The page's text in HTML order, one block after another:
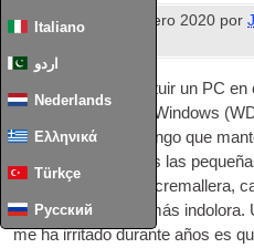
Italiano
اردو
Nederlands
Ελληνικά
Türkçe
Русский
Publicado Febrero 2020 por
Al actualizar o sustituir un PC
implementación de Windows
significa que sólo tengo que
actualizada de todas las
utilizo (Fuego-fox, 7cremallera,
instalación mucho más indolora.
me ha irritado durante años es